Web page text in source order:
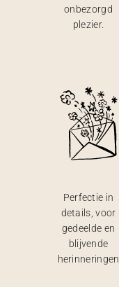
onbezorgd
plezier.
Perfectie in
details, voor
gedeelde en
blijvende
herinneringen